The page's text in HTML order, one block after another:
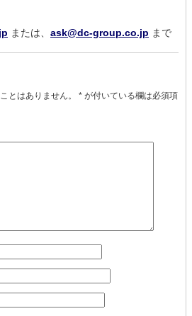
または、 ask@dc-group.co.jp まで
とはありません。 * が付いている欄は必須項